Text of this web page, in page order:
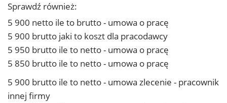
Sprawdź również:
5 900 netto ile to brutto - umowa o pracę
5 900 brutto jaki to koszt dla pracodawcy
5 950 brutto ile to netto - umowa o pracę
5 850 brutto ile to netto - umowa o pracę
5 900 brutto ile to netto - umowa zlecenie - pracownik
innej firmy